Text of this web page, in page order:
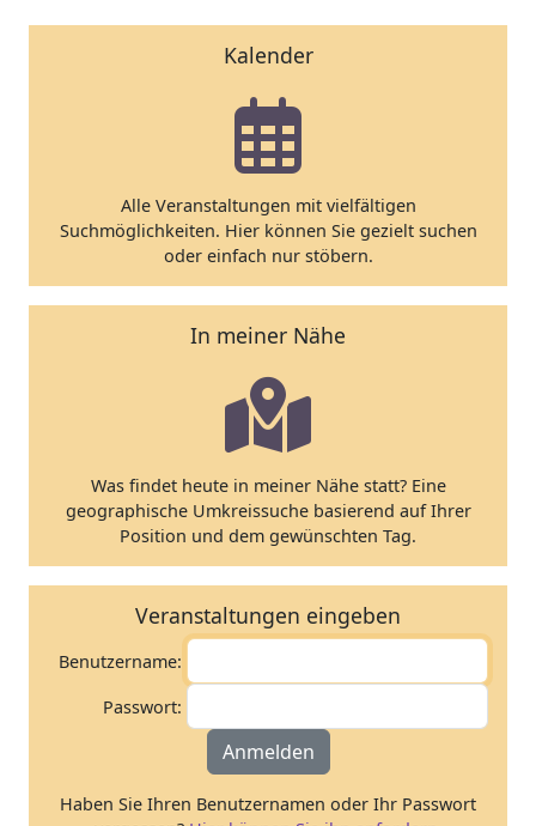
Kalender
Alle Veranstaltungen mit vielfältigen
Suchmöglichkeiten. Hier können Sie gezielt suchen
oder einfach nur stöbern.
In meiner Nähe
Was findet heute in meiner Nähe statt? Eine
geographische Umkreissuche basierend auf Ihrer
Position und dem gewünschten Tag.
Veranstaltungen eingeben
Benutzername:
Passwort:
Anmelden
Haben Sie Ihren Benutzernamen oder Ihr Passwort